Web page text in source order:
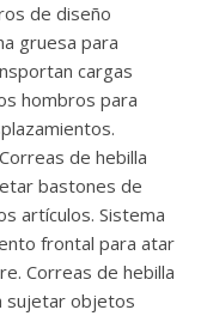
de diseño
gruesa para
cargas
hombros para
de hebilla
bastones de
artículos. Sistema
frontal para atar
Correas de hebilla
sujetar objetos